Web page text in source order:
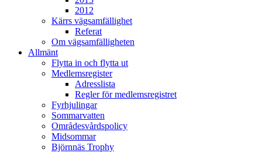
2012
Kärrs vägsamfällighet
Referat
Om vägsamfälligheten
Allmänt
Flytta in och flytta ut
Medlemsregister
Adresslista
Regler för medlemsregistret
Fyrhjulingar
Sommarvatten
Områdesvårdspolicy
Midsommar
Björnnäs Trophy